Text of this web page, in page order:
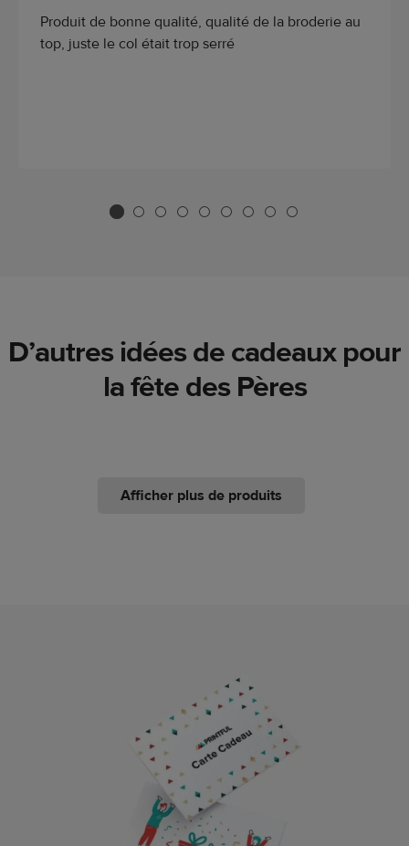
Produit de bonne qualité, qualité de la broderie au
top, juste le col était trop serré
D’autres idées de cadeaux pour
la fête des Pères
Afficher plus de produits